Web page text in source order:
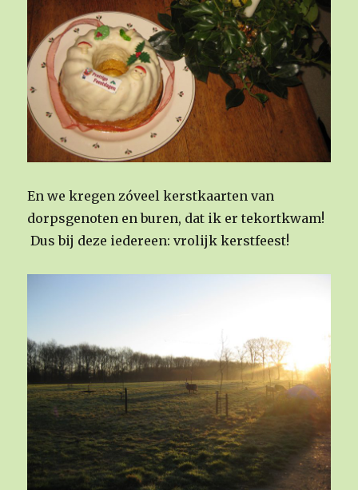
En we kregen zóveel kerstkaarten van
dorpsgenoten en buren, dat ik er tekortkwam!
Dus bij deze iedereen: vrolijk kerstfeest!